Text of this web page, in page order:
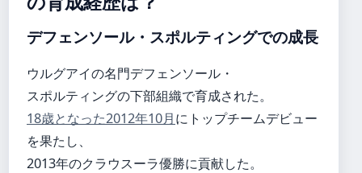
デフェンソール・スポルティングでの成長
ウルグアイの名門デフェンソール・
スポルティングの下部組織で育成された。
18歳となった2012年10月にトップチームデビュー
を果たし、
2013年のクラウスーラ優勝に貢献した。